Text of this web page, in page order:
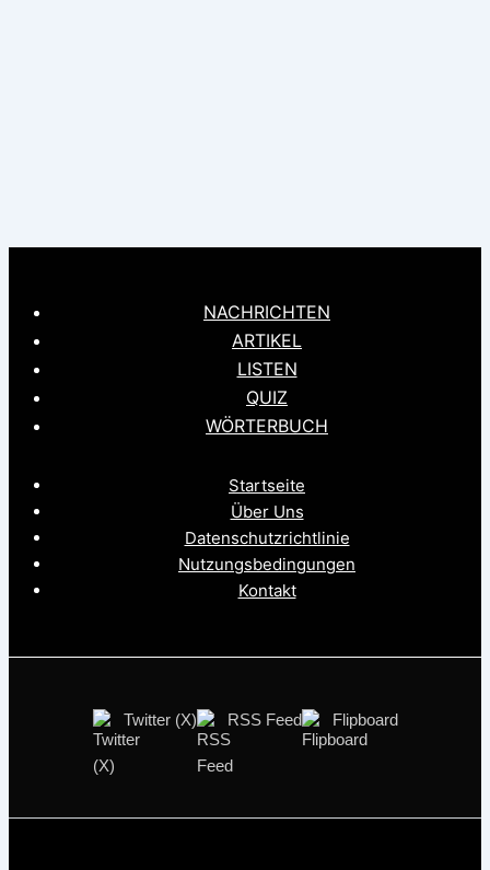
NACHRICHTEN
ARTIKEL
LISTEN
QUIZ
WÖRTERBUCH
Startseite
Über Uns
Datenschutzrichtlinie
Nutzungsbedingungen
Kontakt
Twitter (X) RSS Feed Flipboard